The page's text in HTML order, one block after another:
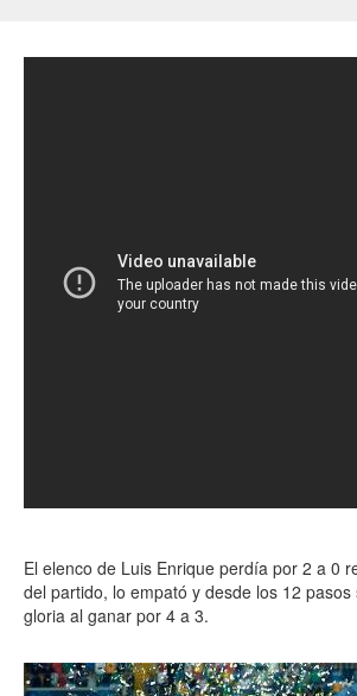
El elenco de Luis Enrique perdía por 2 a 0
del partido, lo empató y desde los 12
gloria al ganar por 4 a 3.